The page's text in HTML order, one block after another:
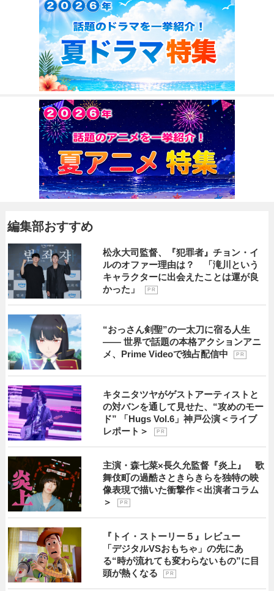
編集部おすすめ
松永大司監督、『犯罪者』チョン・イ
ルのオファー理由は？ 「滝川という
キャラクターに出会えたことは運が良
かった」
P R
“おっさん剣聖”の一太刀に宿る人生
―― 世界で話題の本格アクションアニ
メ、Prime Videoで独占配信中
P R
キタニタツヤがゲストアーティストと
の対バンを通して見せた、“攻めのモー
ド” 「Hugs Vol.6」神戸公演＜ライブ
レポート＞
P R
主演・森七菜×長久允監督『炎上』 歌
舞伎町の過酷さときらきらを独特の映
像表現で描いた衝撃作＜出演者コラム
＞
P R
『トイ・ストーリー５』レビュー
「デジタルVSおもちゃ」の先にあ
る“時が流れても変わらないもの”に目
頭が熱くなる
P R